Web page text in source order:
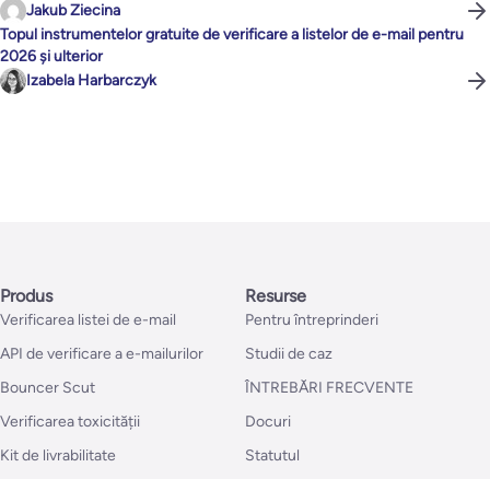
Jakub Ziecina
Topul instrumentelor gratuite de verificare a listelor de e-mail pentru
2026 și ulterior
Izabela Harbarczyk
Produs
Verificarea listei de e-mail
API de verificare a e-mailurilor
Bouncer Scut
Verificarea toxicității
Kit de livrabilitate
Resurse
Pentru întreprinderi
Studii de caz
ÎNTREBĂRI FRECVENTE
Docuri
Statutul